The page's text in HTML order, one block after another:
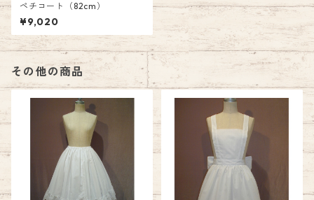
ペチコート（82cm）
¥9,020
その他の商品